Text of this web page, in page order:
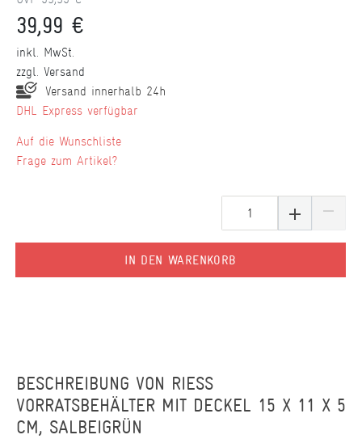
39,99 €
inkl. MwSt.
zzgl. Versand
Versand innerhalb 24h
DHL Express verfügbar
IN DEN WARENKORB
Wunschliste
Frage zum Artikel?
BESCHREIBUNG VON RIESS
VORRATSBEHÄLTER MIT DECKEL 15 X 11 X 5
CM, SALBEIGRÜN